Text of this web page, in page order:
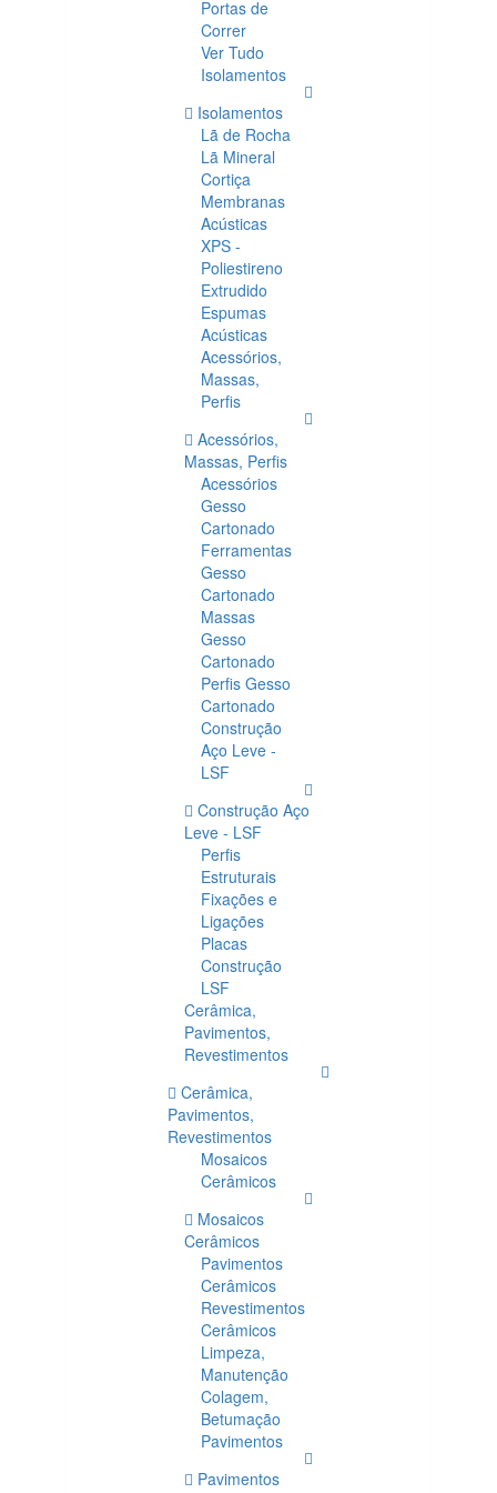
Portas de
Correr
Ver Tudo
Isolamentos
Isolamentos
Lã de Rocha
Lã Mineral
Cortiça
Membranas
Acústicas
XPS -
Poliestireno
Extrudido
Espumas
Acústicas
Acessórios,
Massas,
Perfis
Acessórios,
Massas, Perfis
Acessórios
Gesso
Cartonado
Ferramentas
Gesso
Cartonado
Massas
Gesso
Cartonado
Perfis Gesso
Cartonado
Construção
Aço Leve -
LSF
Construção Aço
Leve - LSF
Perfis
Estruturais
Fixações e
Ligações
Placas
Construção
LSF
Cerâmica,
Pavimentos,
Revestimentos
Cerâmica,
Pavimentos,
Revestimentos
Mosaicos
Cerâmicos
Mosaicos
Cerâmicos
Pavimentos
Cerâmicos
Revestimentos
Cerâmicos
Limpeza,
Manutenção
Colagem,
Betumação
Pavimentos
Pavimentos